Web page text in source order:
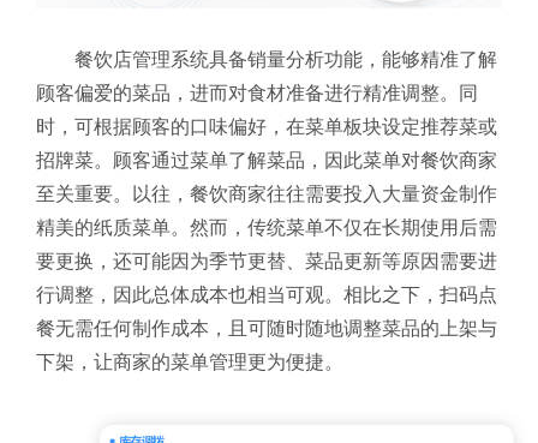
餐饮店管理系统具备销量分析功能，能够精准了解
顾客偏爱的菜品，进而对食材准备进行精准调整。同
时，可根据顾客的口味偏好，在菜单板块设定推荐菜或
招牌菜。顾客通过菜单了解菜品，因此菜单对餐饮商家
至关重要。以往，餐饮商家往往需要投入大量资金制作
精美的纸质菜单。然而，传统菜单不仅在长期使用后需
要更换，还可能因为季节更替、菜品更新等原因需要进
行调整，因此总体成本也相当可观。相比之下，扫码点
餐无需任何制作成本，且可随时随地调整菜品的上架与
下架，让商家的菜单管理更为便捷。